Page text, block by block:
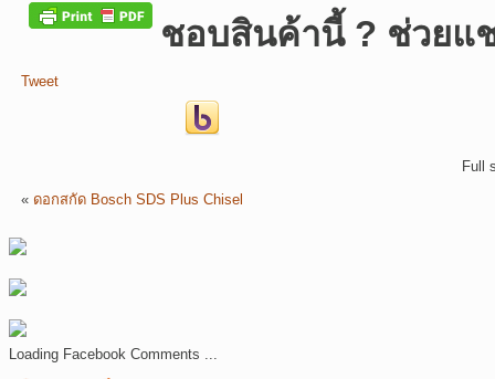
ชอบสินค้านี้ ? ช่วยแ
Tweet
Full
« ดอกสกัด Bosch SDS Plus Chisel
Loading Facebook Comments ...